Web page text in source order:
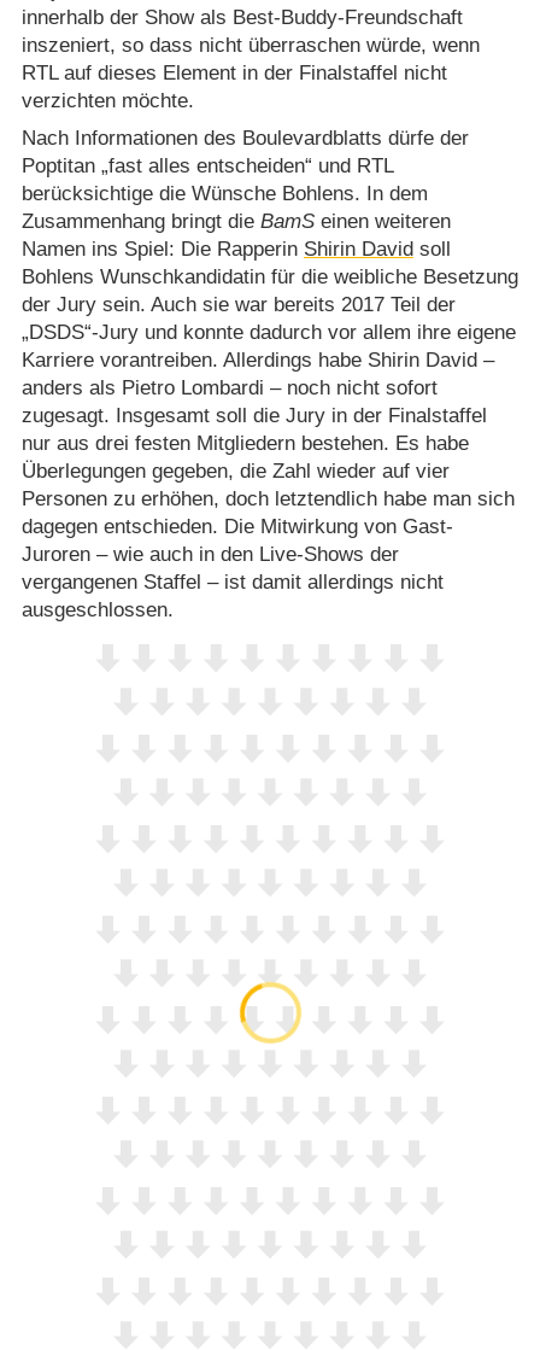
innerhalb der Show als Best-Buddy-Freundschaft
inszeniert, so dass nicht überraschen würde, wenn
RTL auf dieses Element in der Finalstaffel nicht
verzichten möchte.
Nach Informationen des Boulevardblatts dürfe der
Poptitan „fast alles entscheiden“ und RTL
berücksichtige die Wünsche Bohlens. In dem
Zusammenhang bringt die BamSeinen weiteren
Namen ins Spiel: Die Rapperin Shirin David soll
Bohlens Wunschkandidatin für die weibliche Besetzung
der Jury sein. Auch sie war bereits 2017 Teil der
„DSDS“-Jury und konnte dadurch vor allem ihre eigene
Karriere vorantreiben. Allerdings habe Shirin David –
anders als Pietro Lombardi – noch nicht sofort
zugesagt. Insgesamt soll die Jury in der Finalstaffel
nur aus drei festen Mitgliedern bestehen. Es habe
Überlegungen gegeben, die Zahl wieder auf vier
Personen zu erhöhen, doch letztendlich habe man sich
dagegen entschieden. Die Mitwirkung von Gast-
Juroren – wie auch in den Live-Shows der
vergangenen Staffel – ist damit allerdings nicht
ausgeschlossen.